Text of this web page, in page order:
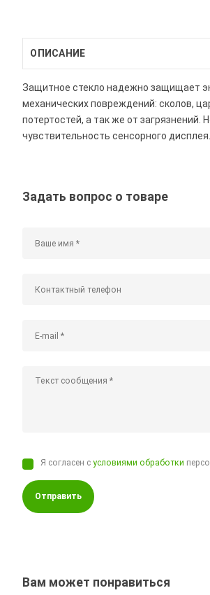
ОПИСАНИЕ
Защитное стекло надежно защищает
механических повреждений: сколов,
потертостей, а так же от загрязнений.
чувствительность сенсорного дисплея.
Задать вопрос о товаре
Я согласен сусловиями обработки
Отправить
Вам может понравиться